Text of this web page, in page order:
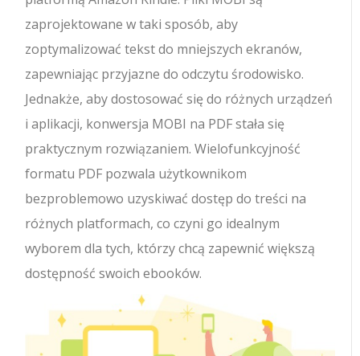
zaprojektowane w taki sposób, aby
zoptymalizować tekst do mniejszych ekranów,
zapewniając przyjazne do odczytu środowisko.
Jednakże, aby dostosować się do różnych urządzeń
i aplikacji, konwersja MOBI na PDF stała się
praktycznym rozwiązaniem. Wielofunkcyjność
formatu PDF pozwala użytkownikom
bezproblemowo uzyskiwać dostęp do treści na
różnych platformach, co czyni go idealnym
wyborem dla tych, którzy chcą zapewnić większą
dostępność swoich ebooków.